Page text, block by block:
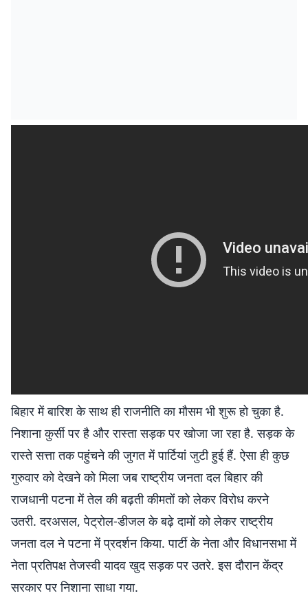
बिहार में बारिश के साथ ही राजनीति का मौसम भी शुरू हो चुका है.
निशाना कुर्सी पर है और रास्ता सड़क पर खोजा जा रहा है. सड़क के
रास्ते सत्ता तक पहुंचने की जुगत में पार्टियां जुटी हुई हैं. ऐसा ही कुछ
गुरुवार को देखने को मिला जब राष्ट्रीय जनता दल बिहार की
राजधानी पटना में तेल की बढ़ती कीमतों को लेकर विरोध करने
उतरी. दरअसल, पेट्रोल-डीजल के बढ़े दामों को लेकर राष्ट्रीय
जनता दल ने पटना में प्रदर्शन किया. पार्टी के नेता और विधानसभा में
नेता प्रतिपक्ष तेजस्वी यादव खुद सड़क पर उतरे. इस दौरान केंद्र
सरकार पर निशाना साधा गया.